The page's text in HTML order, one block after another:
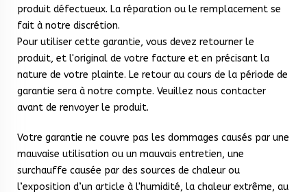
produit défectueux. La réparation ou le remplacement se
fait à notre discrétion.
Pour utiliser cette garantie, vous devez retourner le
produit, et l'original de votre facture et en précisant la
nature de votre plainte. Le retour au cours de la période de
garantie sera à notre compte. Veuillez nous contacter
avant de renvoyer le produit.
Votre garantie ne couvre pas les dommages causés par une
mauvaise utilisation ou un mauvais entretien, une
surchauffe causée par des sources de chaleur ou
l’exposition d’un article à l'humidité, la chaleur extrême, au